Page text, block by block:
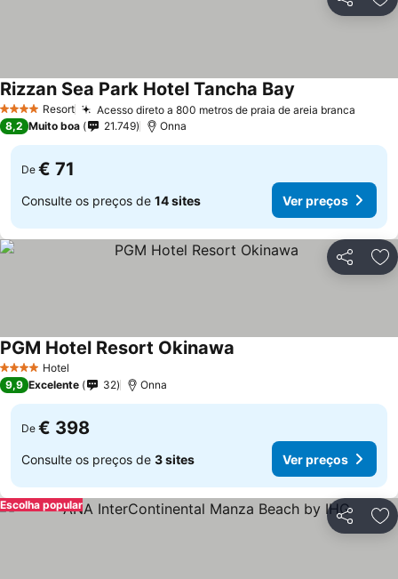
Partilhar
4 EstrelasResort Acesso direto a 800 metros de praia de areia branca
Rizzan Sea Park Hotel Tancha Bay
8,2 Muito boa 21.749 Onna
De € 71
Consulte os preços de 14 sites Ver preços
Partilhar
4 EstrelasHotel
PGM Hotel Resort Okinawa
9,9 Excelente 32 Onna
De € 398
Consulte os preços de 3 sites Ver preços
Partilhar
Escolha popular